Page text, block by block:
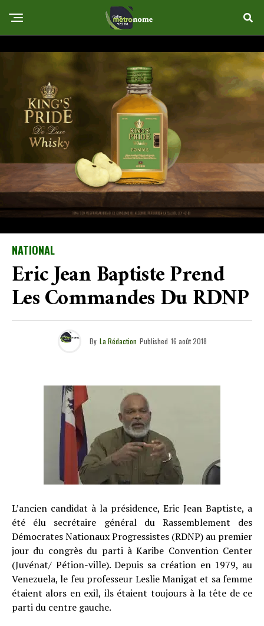
NATIONAL
Eric Jean Baptiste Prend
Les Commandes Du RDNP
By La Rédaction Published 16 août 2018
L’ancien candidat à la présidence, Eric Jean Baptiste, a
été élu secrétaire général du Rassemblement des
Démocrates Nationaux Progressistes (RDNP) au premier
jour du congrès du parti à Karibe Convention Center
(Juvénat/ Pétion-ville). Depuis sa création en 1979, au
Venezuela, le feu professeur Leslie Manigat et sa femme
étaient alors en exil, ils étaient toujours à la tête de ce
parti du centre gauche.